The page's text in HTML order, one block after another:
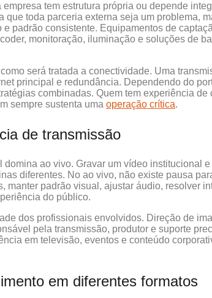
tem estrutura própria ou depende
que toda parceria externa seja um problema,
padrão consistente. Equipamentos de
monitoração, iluminação e soluções de
será tratada a conectividade. Uma
principal e redundância. Dependendo do
combinadas. Quem tem experiência de
sempre sustenta uma operação crítica.
de transmissão
domina ao vivo. Gravar um vídeo institucional
diferentes. No ao vivo, não existe pausa
manter padrão visual, ajustar áudio, resolver
do público.
dos profissionais envolvidos. Direção de
pela transmissão, produtor e suporte
em televisão, eventos e conteúdo
em diferentes formatos